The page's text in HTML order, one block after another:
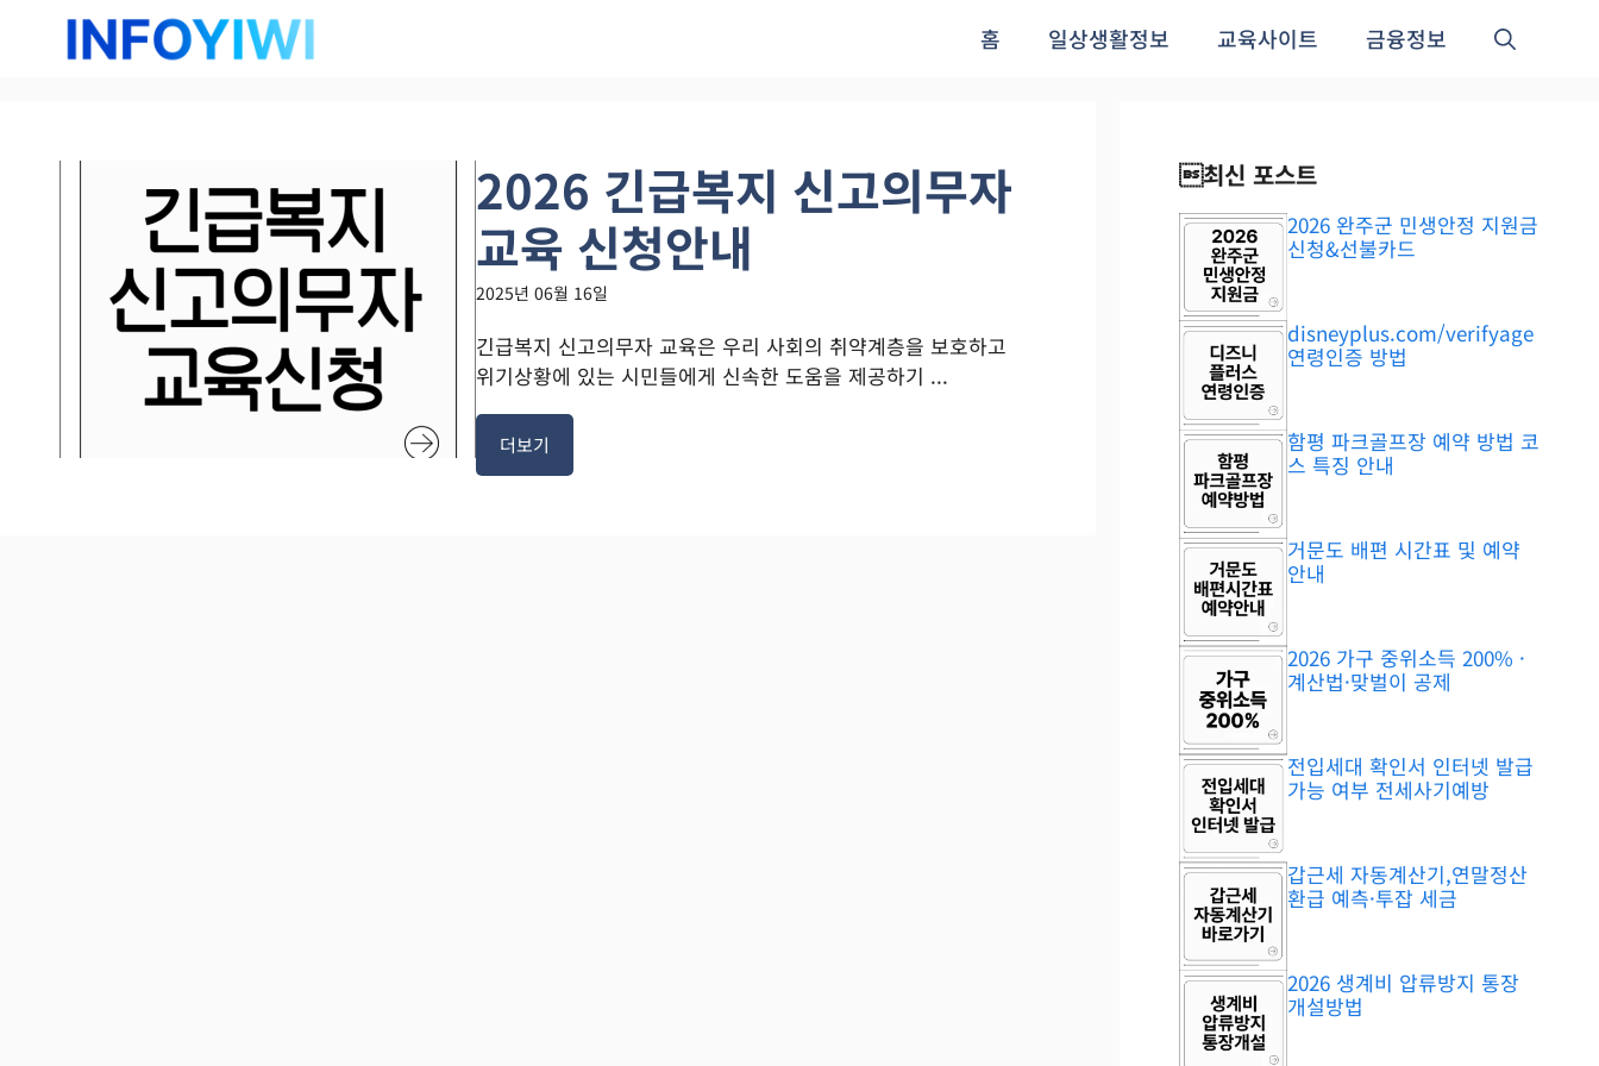
홈 일상생활정보 교육사이트 금융정보
2026 긴급복지 신고의무자
교육 신청안내
2025년 06월 16일
긴급복지 신고의무자 교육은 우리 사회의 취약계층을 보호하고
위기상황에 있는 시민들에게 신속한 도움을 제공하기 ...
더보기
최신 포스트
2026 완주군 민생안정 지원금
신청&선불카드
disneyplus.com/verifyage
연령인증 방법
함평 파크골프장 예약 방법 코
스 특징 안내
거문도 배편 시간표 및 예약
안내
2026 가구 중위소득 200% ·
계산법·맞벌이 공제
전입세대 확인서 인터넷 발급
가능 여부 전세사기예방
갑근세 자동계산기,연말정산
환급 예측·투잡 세금
2026 생계비 압류방지 통장
개설방법